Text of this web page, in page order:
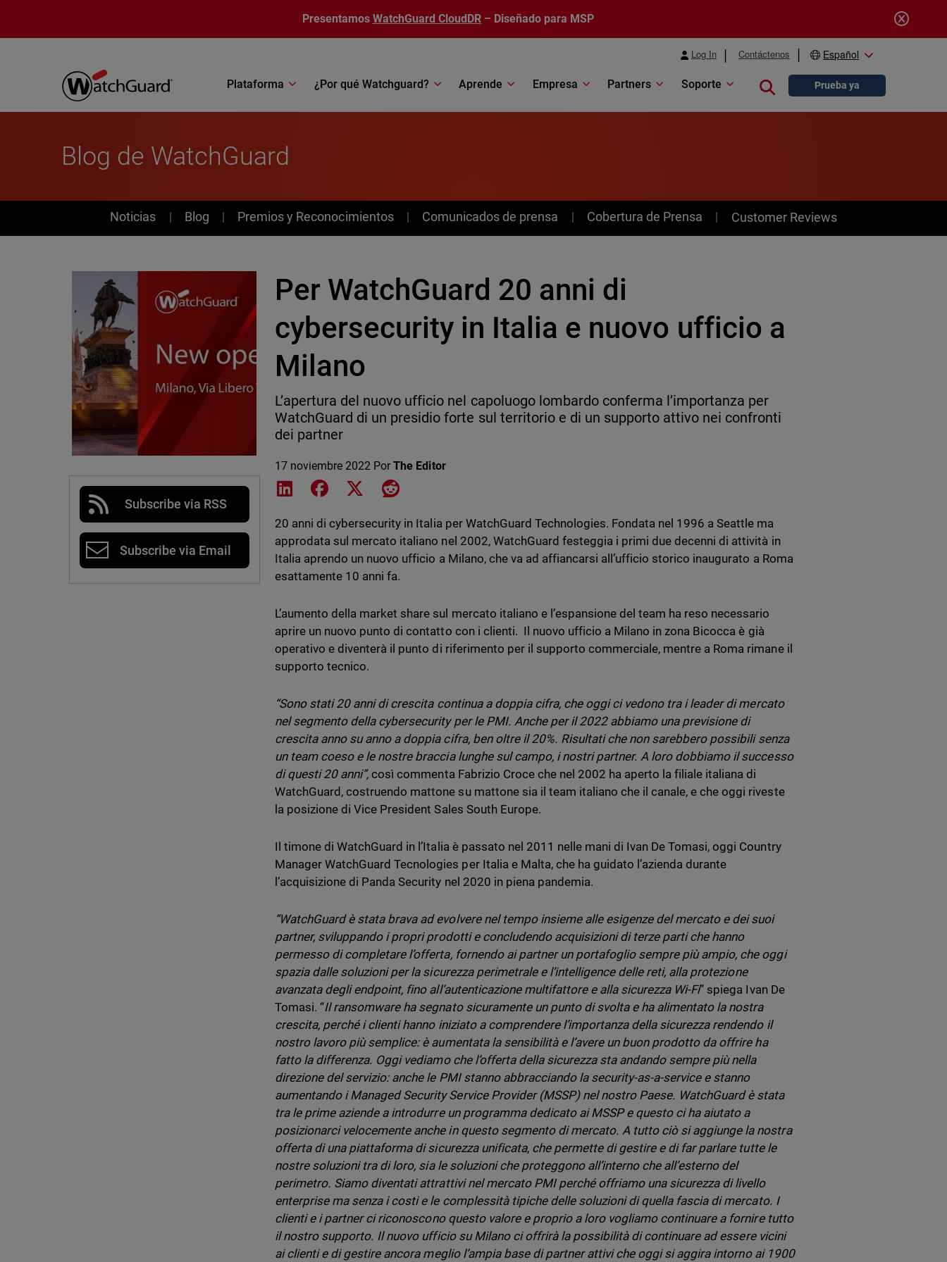
Presentamos WatchGuard CloudDR – Diseñado para MSP
Log In Contáctenos Español
Plataforma ¿Por qué Watchguard? Aprende Empresa Partners Soporte Close searchPrueba ya
Blog de WatchGuard
News
Noticias Blog Premios y Reconocimientos Comunicados de prensa Cobertura de Prensa Customer Reviews
Subscribe via RSS
Subscribe via Email
Per WatchGuard 20 anni di
cybersecurity in Italia e nuovo ufficio a
Milano
L’apertura del nuovo ufficio nel capoluogo lombardo conferma l’importanza per
WatchGuard di un presidio forte sul territorio e di un supporto attivo nei confronti
dei partner
17 noviembre 2022 PorThe Editor
Share on LinkedIn
Share on Facebook
Share on XShare on Reddit
20 anni di cybersecurity in Italia per WatchGuard Technologies. Fondata nel 1996 a Seattle ma
approdata sul mercato italiano nel 2002, WatchGuard festeggia i primi due decenni di attività in
Italia aprendo un nuovo ufficio a Milano, che va ad affiancarsi all’ufficio storico inaugurato a Roma
esattamente 10 anni fa.
L’aumento della market share sul mercato italiano e l’espansione del team ha reso necessario
aprire un nuovo punto di contatto con i clienti. Il nuovo ufficio a Milano in zona Bicocca è già
operativo e diventerà il punto di riferimento per il supporto commerciale, mentre a Roma rimane il
supporto tecnico.
“Sono stati 20 anni di crescita continua a doppia cifra, che oggi ci vedono tra i leader di mercato
nel segmento della cybersecurity per le PMI. Anche per il 2022 abbiamo una previsione di
crescita anno su anno a doppia cifra, ben oltre il 20%. Risultati che non sarebbero possibili senza
un team coeso e le nostre braccia lunghe sul campo, i nostri partner. A loro dobbiamo il successo
di questi 20 anni”, così commenta Fabrizio Croce che nel 2002 ha aperto la filiale italiana di
WatchGuard, costruendo mattone su mattone sia il team italiano che il canale, e che oggi riveste
la posizione di Vice President Sales South Europe.
Il timone di WatchGuard in l’Italia è passato nel 2011 nelle mani di Ivan De Tomasi, oggi Country
Manager WatchGuard Tecnologies per Italia e Malta, che ha guidato l’azienda durante
l’acquisizione di Panda Security nel 2020 in piena pandemia.
“WatchGuard è stata brava ad evolvere nel tempo insieme alle esigenze del mercato e dei suoi
partner, sviluppando i propri prodotti e concludendo acquisizioni di terze parti che hanno
permesso di completare l’offerta, fornendo ai partner un portafoglio sempre più ampio, che oggi
spazia dalle soluzioni per la sicurezza perimetrale e l’intelligence delle reti, alla protezione
avanzata degli endpoint, fino all’autenticazione multifattore e alla sicurezza Wi-Fi” spiega Ivan De
Tomasi. “Il ransomware ha segnato sicuramente un punto di svolta e ha alimentato la nostra
crescita, perché i clienti hanno iniziato a comprendere l’importanza della sicurezza rendendo il
nostro lavoro più semplice: è aumentata la sensibilità e l’avere un buon prodotto da offrire ha
fatto la differenza. Oggi vediamo che l’offerta della sicurezza sta andando sempre più nella
direzione del servizio: anche le PMI stanno abbracciando la security-as-a-service e stanno
aumentando i Managed Security Service Provider (MSSP) nel nostro Paese. WatchGuard è stata
tra le prime aziende a introdurre un programma dedicato ai MSSP e questo ci ha aiutato a
posizionarci velocemente anche in questo segmento di mercato. A tutto ciò si aggiunge la nostra
offerta di una piattaforma di sicurezza unificata, che permette di gestire e di far parlare tutte le
nostre soluzioni tra di loro, sia le soluzioni che proteggono all’interno che all’esterno del
perimetro. Siamo diventati attrattivi nel mercato PMI perché offriamo una sicurezza di livello
enterprise ma senza i costi e le complessità tipiche delle soluzioni di quella fascia di mercato. I
clienti e i partner ci riconoscono questo valore e proprio a loro vogliamo continuare a fornire tutto
il nostro supporto. Il nuovo ufficio su Milano ci offrirà la possibilità di continuare ad essere vicini
ai clienti e di gestire ancora meglio l’ampia base di partner attivi che oggi si aggira intorno ai 1900